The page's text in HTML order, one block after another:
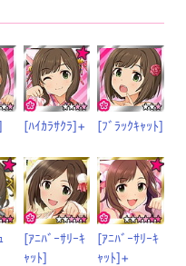
[ﾊｲｶﾗｻｸﾗ]+ [ﾌﾞﾗｯｸｷｬｯﾄ]
[ｱﾆﾊﾞｰｻﾘｰｷ
ｬｯﾄ]
[ｱﾆﾊﾞｰｻﾘｰｷ
ｬｯﾄ]+